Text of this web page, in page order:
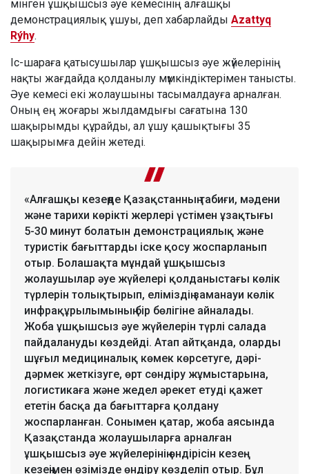
мінген ұшқышсыз әуе кемесінің алғашқы
демонстрациялық ұшуы, деп хабарлайды Azattyq
Rýhy.
Іс-шараға қатысушылар ұшқышсыз әуе жүйелерінің
нақты жағдайда қолданылу мүмкіндіктерімен танысты.
Әуе кемесі екі жолаушыны тасымалдауға арналған.
Оның ең жоғары жылдамдығы сағатына 130
шақырымды құрайды, ал ұшу қашықтығы 35
шақырымға дейін жетеді.
«Алғашқы кезеңде Қазақстанның табиғи, мәдени
және тарихи көрікті жерлері үстімен ұзақтығы
5-30 минут болатын демонстрациялық және
туристік бағыттарды іске қосу жоспарланып
отыр. Болашақта мұндай ұшқышсыз
жолаушылар әуе жүйелері қолданыстағы көлік
түрлерін толықтырып, еліміздің заманауи көлік
инфрақұрылымының бір бөлігіне айналады.
Жоба ұшқышсыз әуе жүйелерін түрлі салада
пайдалануды көздейді. Атап айтқанда, оларды
шұғыл медициналық көмек көрсетуге, дәрі-
дәрмек жеткізуге, өрт сөндіру жұмыстарына,
логистикаға және жедел әрекет етуді қажет
ететін басқа да бағыттарға қолдану
жоспарланған. Сонымен қатар, жоба аясында
Қазақстанда жолаушыларға арналған
ұшқышсыз әуе жүйелерінің өндірісін кезең-
кезеңімен өзімізде өндіру көзделіп отыр. Бұл